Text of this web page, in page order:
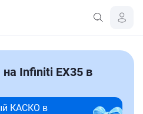
Infiniti EX35 в
КАСКО в